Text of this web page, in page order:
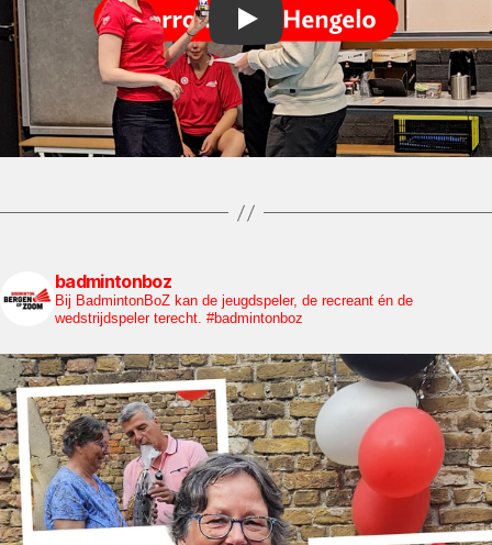
Play
badmintonboz
Bij BadmintonBoZ kan de jeugdspeler, de recreant én de
wedstrijdspeler terecht. #badmintonboz